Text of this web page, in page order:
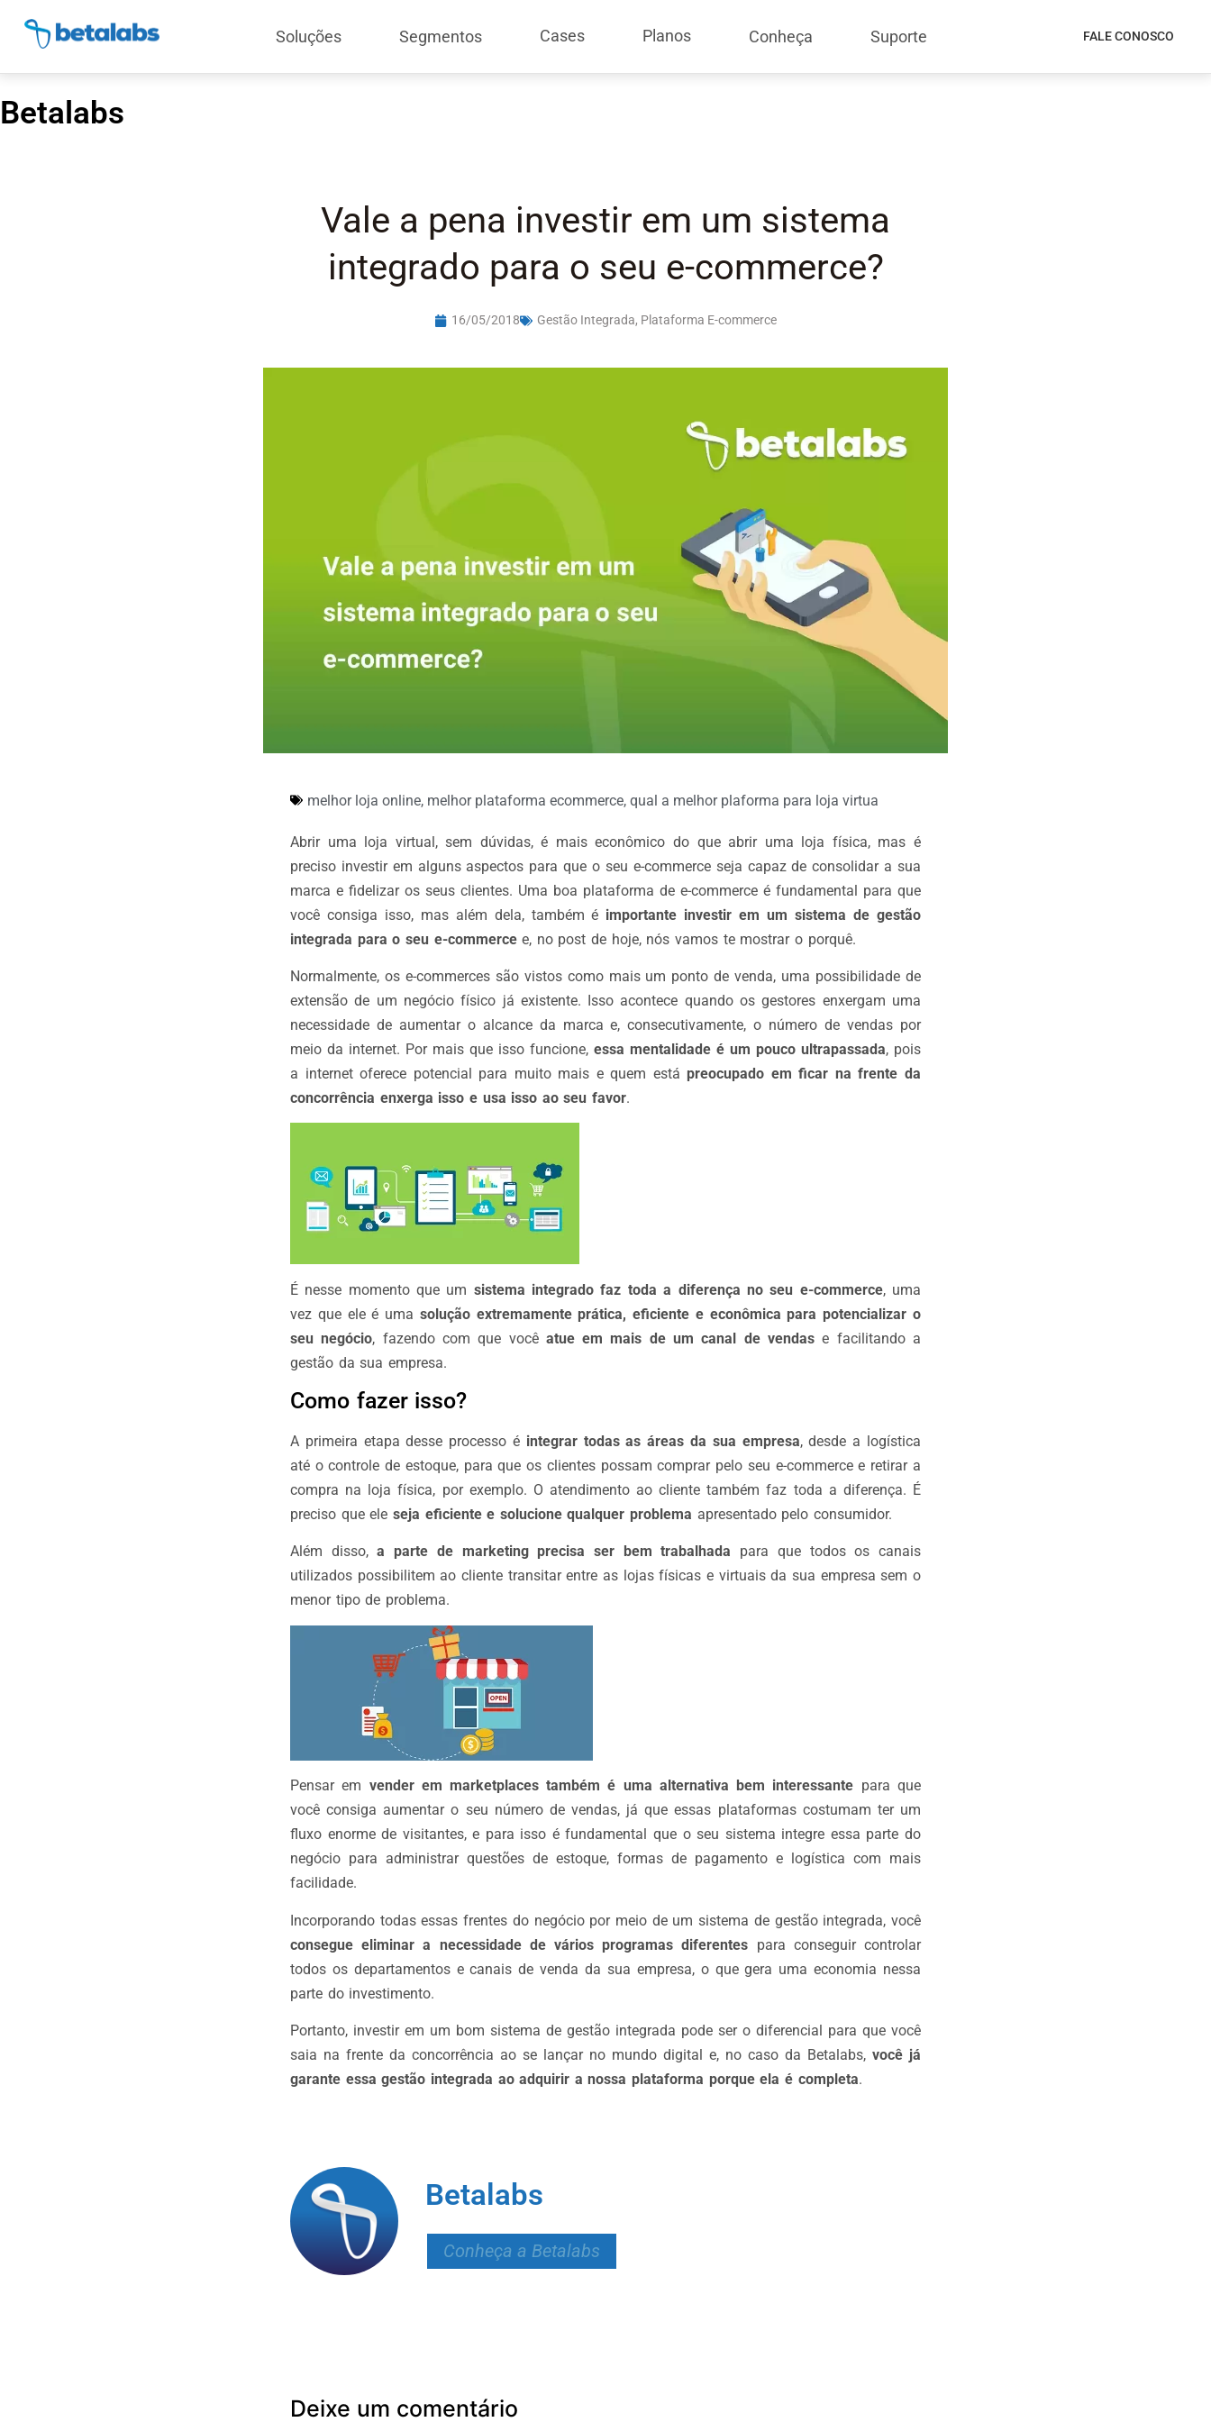
Soluções Segmentos Cases Planos Conheça Suporte FALE CONOSCO
Betalabs
Vale a pena investir em um sistema
integrado para o seu e-commerce?
16/05/2018 Gestão Integrada, Plataforma E-commerce
melhor loja online, melhor plataforma ecommerce, qual a melhor plaforma para loja virtua
Abrir uma loja virtual, sem dúvidas, é mais econômico do que abrir uma loja física, mas é
preciso investir em alguns aspectos para que o seu e-commerce seja capaz de consolidar a sua
marca e fidelizar os seus clientes. Uma boa plataforma de e-commerce é fundamental para que
você consiga isso, mas além dela, também é importante investir em um sistema de gestão
integrada para o seu e-commercee, no post de hoje, nós vamos te mostrar o porquê.
Normalmente, os e-commerces são vistos como mais um ponto de venda, uma possibilidade de
extensão de um negócio físico já existente. Isso acontece quando os gestores enxergam uma
necessidade de aumentar o alcance da marca e, consecutivamente, o número de vendas por
meio da internet. Por mais que isso funcione, essa mentalidade é um pouco ultrapassada, pois
a internet oferece potencial para muito mais e quem está preocupado em ficar na frente da
concorrência enxerga isso e usa isso ao seu favor.
É nesse momento que um sistema integrado faz toda a diferença no seu e-commerce, uma
vez que ele é uma solução extremamente prática, eficiente e econômica para potencializar o
seu negócio, fazendo com que você atue em mais de um canal de vendas e facilitando a
gestão da sua empresa.
Como fazer isso?
A primeira etapa desse processo é integrar todas as áreas da sua empresa, desde a logística
até o controle de estoque, para que os clientes possam comprar pelo seu e-commerce e retirar a
compra na loja física, por exemplo. O atendimento ao cliente também faz toda a diferença. É
preciso que ele seja eficiente e solucione qualquer problema apresentado pelo consumidor.
Além disso,a parte de marketing precisa ser bem trabalhada para que todos os canais
utilizados possibilitem ao cliente transitar entre as lojas físicas e virtuais da sua empresa sem o
menor tipo de problema.
Pensar em vender em marketplaces também é uma alternativa bem interessante para que
você consiga aumentar o seu número de vendas, já que essas plataformas costumam ter um
fluxo enorme de visitantes, e para isso é fundamental que o seu sistema integre essa parte do
negócio para administrar questões de estoque, formas de pagamento e logística com mais
facilidade.
Incorporando todas essas frentes do negócio por meio de um sistema de gestão integrada, você
consegue eliminar a necessidade de vários programas diferentes para conseguir controlar
todos os departamentos e canais de venda da sua empresa, o que gera uma economia nessa
parte do investimento.
Portanto, investir em um bom sistema de gestão integrada pode ser o diferencial para que você
saia na frente da concorrência ao se lançar no mundo digital e, no caso da Betalabs, você já
garante essa gestão integrada ao adquirir a nossa plataforma porque ela é completa.
Betalabs
Conheça a Betalabs
Deixe um comentário